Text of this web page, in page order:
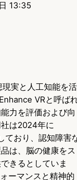
13:35
実と人工知能を活
VRと呼ば
力を評価および向
は2024年に
ており、認知障害
は、脳の健康をス
きるとしていま
ーマンスと精神的